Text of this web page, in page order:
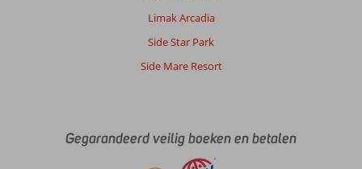
Limak Arcadia
Side Star Park
Side Mare Resort
Gegarandeerd veilig boeken en betalen